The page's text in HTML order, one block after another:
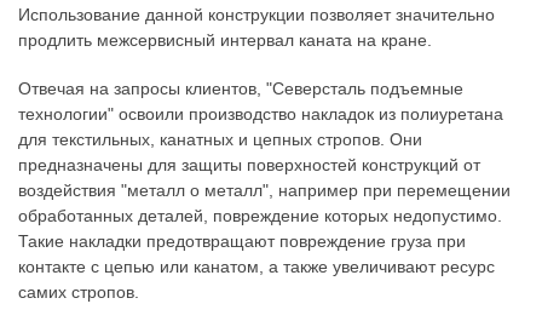
Использование данной конструкции позволяет значительно
продлить межсервисный интервал каната на кране.
Отвечая на запросы клиентов, "Северсталь подъемные
технологии" освоили производство накладок из полиуретана
для текстильных, канатных и цепных стропов. Они
предназначены для защиты поверхностей конструкций от
воздействия "металл о металл", например при перемещении
обработанных деталей, повреждение которых недопустимо.
Такие накладки предотвращают повреждение груза при
контакте с цепью или канатом, а также увеличивают ресурс
самих стропов.